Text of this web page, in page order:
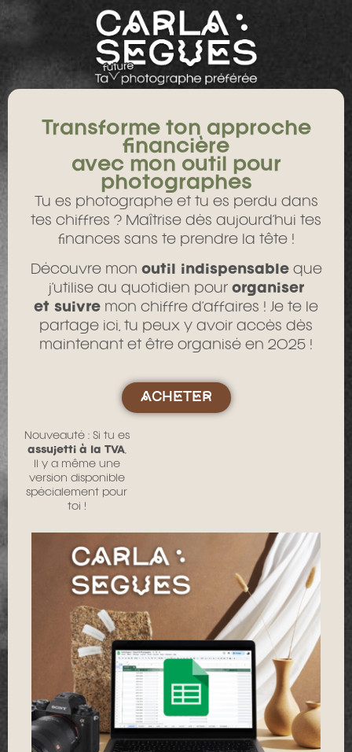
Transforme ton approche
financière
avec mon outil pour
photographes
Tu es photographe et tu es perdu dans
tes chiffres ? Maîtrise dès aujourd’hui tes
finances sans te prendre la tête !
Découvre mon outil indispensableque
j’utilise au quotidien pour organiser
et suivre mon chiffre d’affaires ! Je te le
partage ici, tu peux y avoir accès dès
maintenant et être organisé en 2025 !
ACHETER
Nouveauté : Si tu es
assujetti à la TVA,
Il y a même une
version disponible
spécialement pour
toi !